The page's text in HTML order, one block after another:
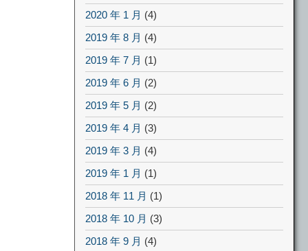
2020 年 1 月 (4)
2019 年 8 月 (4)
2019 年 7 月 (1)
2019 年 6 月 (2)
2019 年 5 月 (2)
2019 年 4 月 (3)
2019 年 3 月 (4)
2019 年 1 月 (1)
2018 年 11 月 (1)
2018 年 10 月 (3)
2018 年 9 月 (4)